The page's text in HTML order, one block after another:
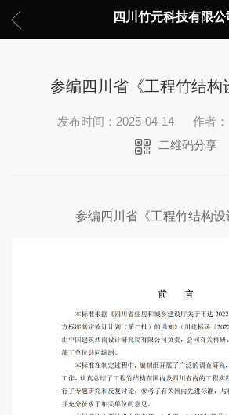
四川竹元科技有限公
参编四川省《工程竹结构
发布时间：2025-04-14 作者：
二维码分享
参编四川省《工程竹结构设